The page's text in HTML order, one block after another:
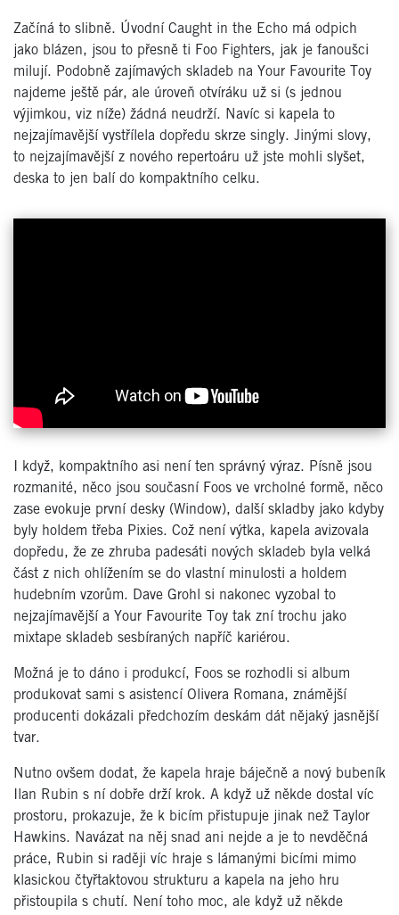
Začíná to slibně. Úvodní Caught in the Echo má odpich
jako blázen, jsou to přesně ti Foo Fighters, jak je fanoušci
milují. Podobně zajímavých skladeb na Your Favourite Toy
najdeme ještě pár, ale úroveň otvíráku už si (s jednou
výjimkou, viz níže) žádná neudrží. Navíc si kapela to
nejzajímavější vystřílela dopředu skrze singly. Jinými slovy,
to nejzajímavější z nového repertoáru už jste mohli slyšet,
deska to jen balí do kompaktního celku.
I když, kompaktního asi není ten správný výraz. Písně jsou
rozmanité, něco jsou současní Foos ve vrcholné formě, něco
zase evokuje první desky (Window), další skladby jako kdyby
byly holdem třeba Pixies. Což není výtka, kapela avizovala
dopředu, že ze zhruba padesáti nových skladeb byla velká
část z nich ohlížením se do vlastní minulosti a holdem
hudebním vzorům. Dave Grohl si nakonec vyzobal to
nejzajímavější a Your Favourite Toy tak zní trochu jako
mixtape skladeb sesbíraných napříč kariérou.
Možná je to dáno i produkcí, Foos se rozhodli si album
produkovat sami s asistencí Olivera Romana, známější
producenti dokázali předchozím deskám dát nějaký jasnější
tvar.
Nutno ovšem dodat, že kapela hraje báječně a nový bubeník
Ilan Rubin s ní dobře drží krok. A když už někde dostal víc
prostoru, prokazuje, že k bicím přistupuje jinak než Taylor
Hawkins. Navázat na něj snad ani nejde a je to nevděčná
práce, Rubin si raději víc hraje s lámanými bicími mimo
klasickou čtyřtaktovou strukturu a kapela na jeho hru
přistoupila s chutí. Není toho moc, ale když už někde